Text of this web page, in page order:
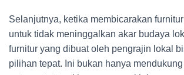
Selanjutnya, ketika membicarakan
untuk tidak meninggalkan akar budaya
furnitur yang dibuat oleh pengrajin lokal
pilihan tepat. Ini bukan hanya